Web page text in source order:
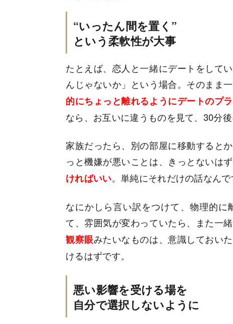
“いったん間を置く”
という柔軟性が大事
たとえば、恋人と一緒にデートをして
んじゃないか」という場合。そのまま
的にちょっと離れるようにデートのプ
なら、お互いに違うものを見て、30分
家族だったら、別の部屋に移動すると
っと機嫌が悪いことは、きっとないはず
ければいい。単純にそれだけの話なんで
なにかしら言い訳をつけて、物理的
て、雰囲気が変わっていたら、また一
観察眼みたいなものは、意識しておい
けるはずです。
悪い影響を受ける場を
自分で選択しないように